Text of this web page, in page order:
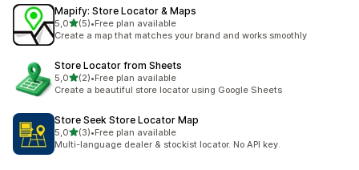
Mapify: Store Locator & Maps
5,0z 5 hvězd
(5)
Celkový počet recenzí: 5
•Free plan available
Create a map that matches your brand and works smoothly
Store Locator from Sheets
5,0z 5 hvězd
(2)
Celkový počet recenzí: 2
•Free plan available
Create a beautiful store locator using Google Sheets
Store Seek Store Locator Map
5,0z 5 hvězd
(3)
Celkový počet recenzí: 3
•Free plan available
Multi-language dealer & stockist locator. No API key.